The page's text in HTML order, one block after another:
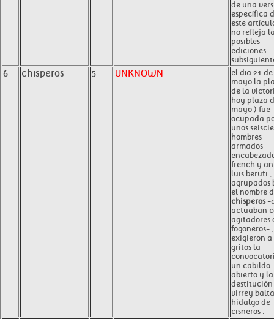
de una
específica
este
no refleja
posibles
ediciones
6 chisperos 5 UNKNOWN
el día 21 de
mayo la
de la
hoy plaza
mayo ) fue
ocupada
unos
hombres
armados
french y
luis beruti ,
agrupados
el nombre
chisperos-
actuaban
agitadores
fogoneros- ,
exigieron a
gritos la
un cabildo
abierto y la
destitución
virrey
hidalgo de
cisneros .